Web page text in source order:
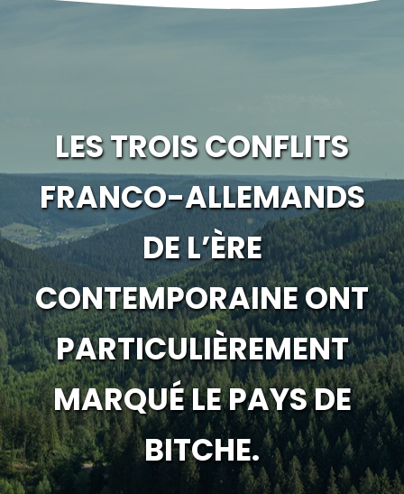
LES TROIS CONFLITS
FRANCO-ALLEMANDS
DE L’ÈRE
CONTEMPORAINE ONT
PARTICULIÈREMENT
MARQUÉ LE PAYS DE
BITCHE.